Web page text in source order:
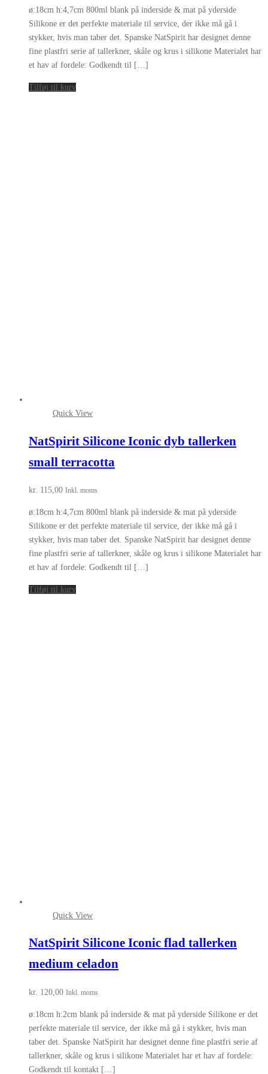
ø:18cm h:4,7cm 800ml blank på inderside & mat på yderside
Silikone er det perfekte materiale til service, der ikke må gå i
stykker, hvis man taber det. Spanske NatSpirit har designet denne
fine plastfri serie af tallerkner, skåle og krus i silikone Materialet har
et hav af fordele: Godkendt til […]
Tilføj til kurv
Quick View
NatSpirit Silicone Iconic dyb tallerken
small terracotta
kr. 115,00 Inkl. moms
ø:18cm h:4,7cm 800ml blank på inderside & mat på yderside
Silikone er det perfekte materiale til service, der ikke må gå i
stykker, hvis man taber det. Spanske NatSpirit har designet denne
fine plastfri serie af tallerkner, skåle og krus i silikone Materialet har
et hav af fordele: Godkendt til […]
Tilføj til kurv
Quick View
NatSpirit Silicone Iconic flad tallerken
medium celadon
kr. 120,00 Inkl. moms
ø:18cm h:2cm blank på inderside & mat på yderside Silikone er det
perfekte materiale til service, der ikke må gå i stykker, hvis man
taber det. Spanske NatSpirit har designet denne fine plastfri serie af
tallerkner, skåle og krus i silikone Materialet har et hav af fordele:
Godkendt til kontakt […]